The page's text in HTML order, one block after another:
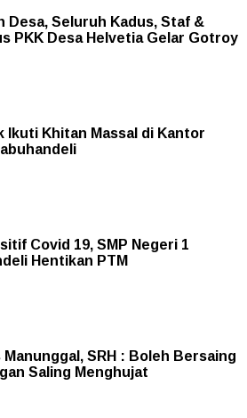
Desa, Seluruh Kadus, Staf &
PKK Desa Helvetia Gelar Gotroy
Ikuti Khitan Massal di Kantor
Covid 19, SMP Negeri 1
Hentikan PTM
Manunggal, SRH : Boleh Bersaing
Saling Menghujat